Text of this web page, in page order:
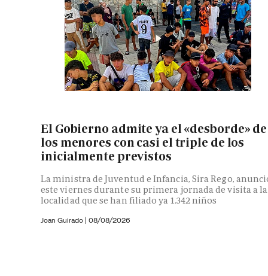
El Gobierno admite ya el «desborde» de
los menores con casi el triple de los
inicialmente previstos
La ministra de Juventud e Infancia, Sira Rego,
este viernes durante su primera jornada de visita a la
localidad que se han filiado ya 1.342 niños
Joan Guirado | 08/08/2026